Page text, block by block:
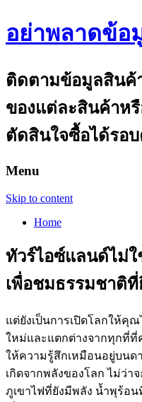
อย่าพลาดข้อ
ติดตามข้อมูลสินค้
ของแต่ละสินค้าห
ตัดสินใจซื้อได้รอ
Menu
Skip to content
Home
ทัวร์ไอซ์แลนด์ไม่ใ
เพื่อชมธรรมชาติ
แต่ยังเป็นการเปิดโลกให้คุ
ใหม่และแตกต่างจากทุกที่ที่
ให้ความรู้สึกเหมือนอยู่บนด
เกิดจากพลังของโลก ไม่ว่า
ภูเขาไฟที่ยังมีพลัง น้ำพุร้อ